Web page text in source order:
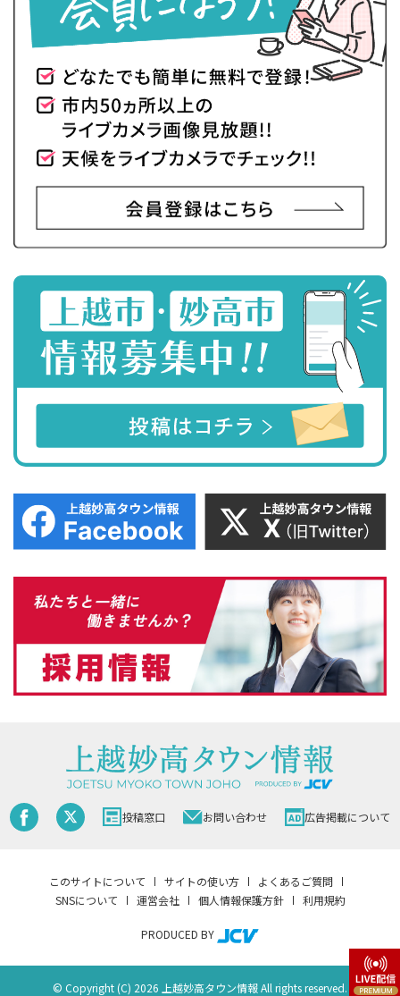
投稿窓口 お問い合わせ 広告掲載について
このサイトについて サイトの使い方
よくあるご質問
SNSについて
運営会社 個人情報保護方針 利用規約
PRODUCED BY
© Copyright (C) 2026 上越妙高タウン情報 All rights reserved.